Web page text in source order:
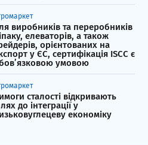
виробників та переробників
елеваторів, а також
орієнтованих на
у ЄС, сертифікація ISCC є
умовою
сталості відкривають
до інтеграції у
економіку